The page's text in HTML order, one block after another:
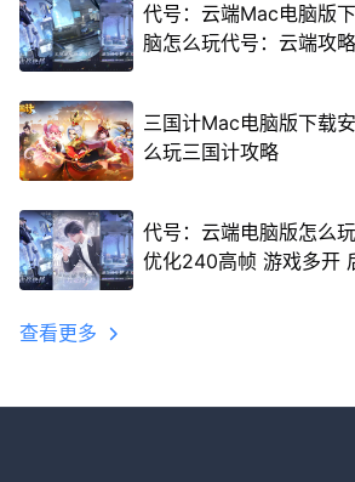
代号：云端Mac电脑版
脑怎么玩代号：云端攻略
三国计Mac电脑版下载
么玩三国计攻略
代号：云端电脑版怎么
优化240高帧 游戏多开
查看更多